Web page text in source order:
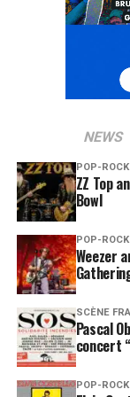
NEWS
POP-ROCK
ZZ Top
Bowl
POP-ROCK
Weezer
SCÈNE
Pascal
concert
POP-ROCK